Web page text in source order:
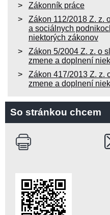
Zákonník práce
Zákon 112/2018 Z. z.
a sociálnych
niektorých zákonov
Zákon 5/2004 Z. z. o
zmene a doplnení
Zákon 417/2013 Z. z.
zmene a doplnení
So stránkou chcem